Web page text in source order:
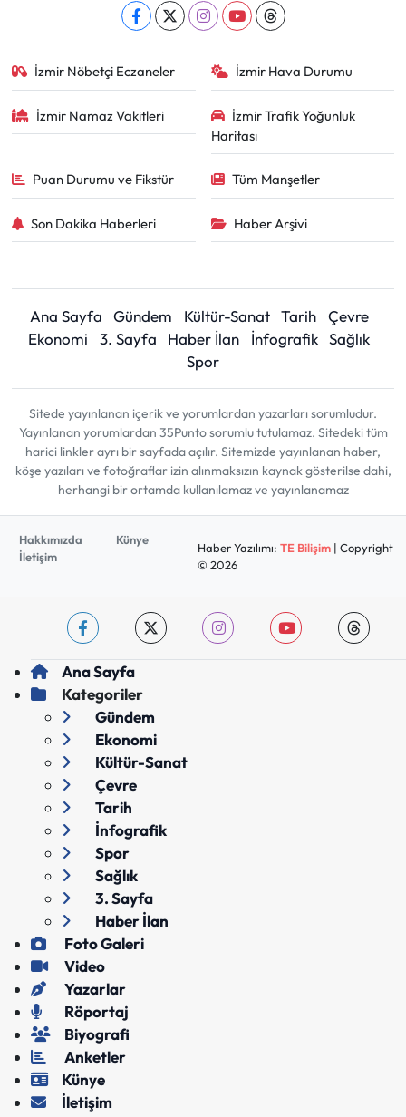
İzmir Nöbetçi Eczaneler İzmir Hava Durumu
İzmir Namaz Vakitleri
İzmir Trafik Yoğunluk
Haritası
Puan Durumu ve Fikstür Tüm Manşetler
Son Dakika Haberleri Haber Arşivi
Ana Sayfa Gündem Kültür-Sanat Tarih
Çevre
Ekonomi
3. Sayfa Haber İlan İnfografik Sağlık
Spor
Sitede yayınlanan içerik ve yorumlardan yazarları sorumludur.
Yayınlanan yorumlardan 35Punto sorumlu tutulamaz. Sitedeki tüm
harici linkler ayrı bir sayfada açılır. Sitemizde yayınlanan haber,
köşe yazıları ve fotoğraflar izin alınmaksızın kaynak gösterilse dahi,
herhangi bir ortamda kullanılamaz ve yayınlanamaz
Hakkımızda
Künye
İletişim
Haber Yazılımı: TE Bilişim| Copyright
© 2026
Ana Sayfa
Kategoriler
Gündem
Ekonomi
Kültür-Sanat
Çevre
Tarih
İnfografik
Spor
Sağlık
3. Sayfa
Haber İlan
Foto Galeri
Video
Yazarlar
Röportaj
Biyografi
Anketler
Künye
İletişim